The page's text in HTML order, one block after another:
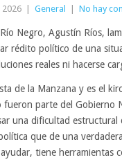
General No hay
Negro, Agustín Ríos,
rédito político de una
reales ni hacerse
de la Manzana y es el
parte del Gobierno
una dificultad estructural
que de una
tiene herramientas